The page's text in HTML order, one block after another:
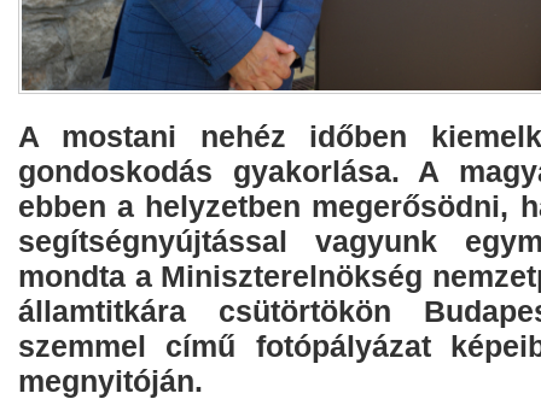
A mostani nehéz időben
gondoskodás gyakorlása. A
ebben a helyzetben megerősödni,
segítségnyújtással vagyunk
mondta a Miniszterelnökség
államtitkára csütörtökön
szemmel című fotópályázat
megnyitóján.